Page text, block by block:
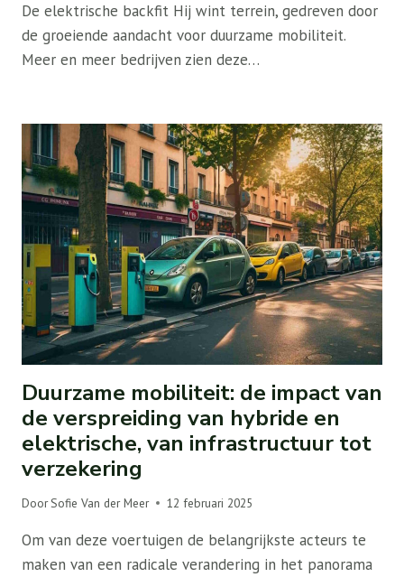
De elektrische backfit Hij wint terrein, gedreven door
de groeiende aandacht voor duurzame mobiliteit.
Meer en meer bedrijven zien deze…
Duurzame mobiliteit: de impact van
de verspreiding van hybride en
elektrische, van infrastructuur tot
verzekering
Door Sofie Van der Meer 12 februari 2025
Om van deze voertuigen de belangrijkste acteurs te
maken van een radicale verandering in het panorama